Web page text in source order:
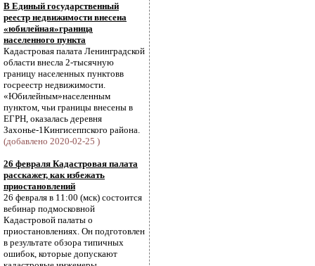
В Единый государственный
реестр недвижимости внесена
«юбилейная»граница
населенного пункта
Кадастровая палата Ленинградской
области внесла 2-тысячную
границу населенных пунктовв
госреестр недвижимости.
«Юбилейным»населенным
пунктом, чьи границы внесены в
ЕГРН, оказалась деревня
Захонье-1Кингисеппского района.
(добавлено 2020-02-25 )
26 февраля Кадастровая палата
расскажет, как избежать
приостановлений
26 февраля в 11:00 (мск) состоится
вебинар подмосковной
Кадастровой палаты о
приостановлениях. Он подготовлен
в результате обзора типичных
ошибок, которые допускают